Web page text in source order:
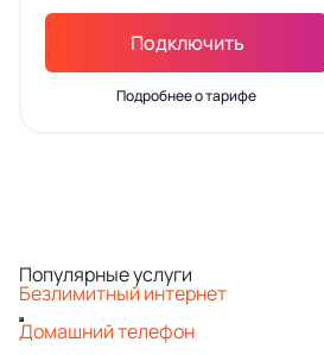
Подключить
Подробнее о тарифе
Популярные услуги
Безлимитный интернет
Домашний телефон